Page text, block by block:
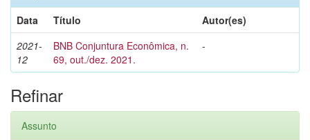
Data
Título
Autor(es)
2021-
12
BNB Conjuntura Econômica, n.
69, out./dez. 2021.
-
Refinar
Assunto